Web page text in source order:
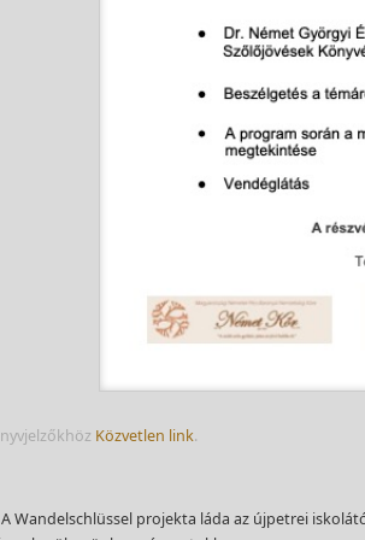
Közvetlen link.
A Wandelschlüssel projekta láda az újpetrei